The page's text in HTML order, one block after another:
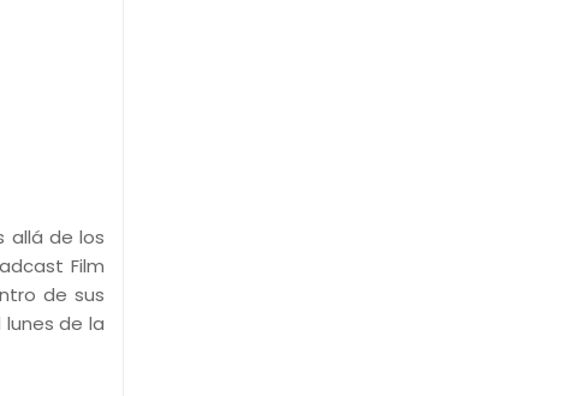
allá de los
Film
de sus
de la